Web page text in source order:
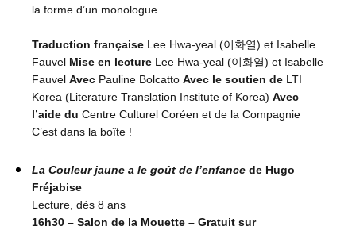
la forme d’un monologue.
Traduction française Lee Hwa-yeal (이화열) et Isabelle
Fauvel Mise en lecture Lee Hwa-yeal (이화열) et Isabelle
Fauvel Avec Pauline Bolcatto Avec le soutien de LTI
Korea (Literature Translation Institute of Korea) Avec
l’aide du Centre Culturel Coréen et de la Compagnie
C’est dans la boîte !
La Couleur jaune a le goût de l’enfance de Hugo
Fréjabise
Lecture, dès 8 ans
16h30 – Salon de la Mouette – Gratuit sur